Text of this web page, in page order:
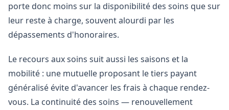
porte donc moins sur la disponibilité des soins que sur
leur reste à charge, souvent alourdi par les
dépassements d'honoraires.
Le recours aux soins suit aussi les saisons et la
mobilité : une mutuelle proposant le tiers payant
généralisé évite d'avancer les frais à chaque rendez-
vous. La continuité des soins — renouvellement